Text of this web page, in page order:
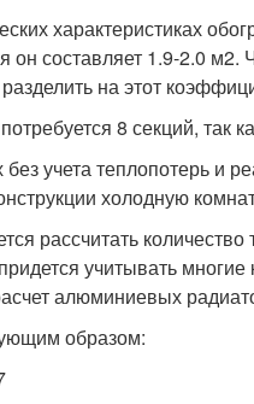
характеристиках
составляет 1.9-2.0 м2.
на этот
8 секций, так
учета теплопотерь и
холодную
рассчитать
учитывать
алюминиевых
образом: